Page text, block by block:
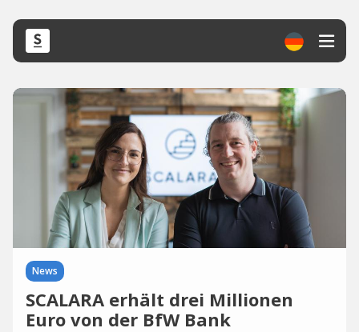
News
SCALARA erhält drei Millionen
Euro von der BfW Bank